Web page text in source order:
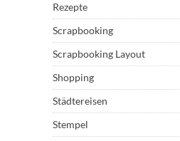
Rezepte
Scrapbooking
Scrapbooking Layout
Shopping
Städtereisen
Stempel